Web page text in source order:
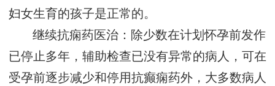
妇女生育的孩子是正常的。
继续抗痫药医治：除少数在计划怀孕前发作
已停止多年，辅助检查已没有异常的病人，可在
受孕前逐步减少和停用抗癫痫药外，大多数病人